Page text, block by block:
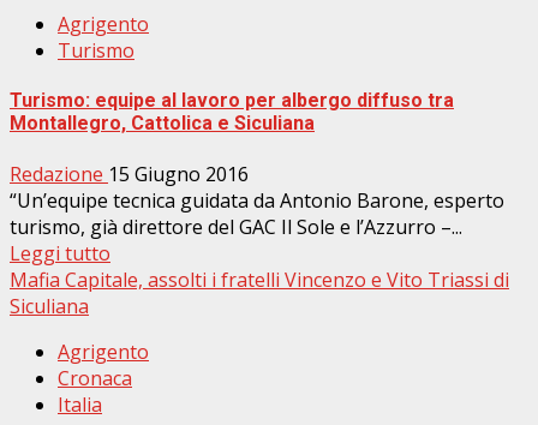
Agrigento
Turismo
Turismo: equipe al lavoro per albergo diffuso tra
Montallegro, Cattolica e Siculiana
Redazione 15 Giugno 2016
“Un’equipe tecnica guidata da Antonio Barone, esperto
turismo, già direttore del GAC Il Sole e l’Azzurro –...
Leggi tutto
Mafia Capitale, assolti i fratelli Vincenzo e Vito Triassi di
Siculiana
Agrigento
Cronaca
Italia